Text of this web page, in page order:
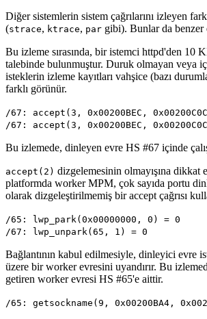
Diğer sistemlerin sistem çağrılarını izleyen
(strace, ktrace, par gibi). Bunlar da benzer
Bu izleme sırasında, bir istemci httpd'den 10
talebinde bulunmuştur. Duruk olmayan veya
isteklerin izleme kayıtları vahşice (bazı
farklı görünür.
/67: accept(3, 0x00200BEC,
/67: accept(3, 0x00200BEC,
Bu izlemede, dinleyen evre HS #67 içinde
accept(2) dizgelemesinin olmayışına dikkat
platformda worker MPM, çok sayıda portu
olarak dizgeleştirilmemiş bir accept çağrısı
/65: lwp_park(0x00000000, 0) = 0
/67: lwp_unpark(65, 1) = 0
Bağlantının kabul edilmesiyle, dinleyici evre
üzere bir worker evresini uyandırır. Bu
getiren worker evresi HS #65'e aittir.
/65: getsockname(9, 0x00200BA4,